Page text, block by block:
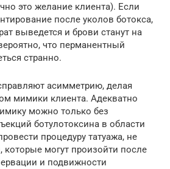
это желание клиента). Если
после уколов ботокса,
выведется и брови станут на
что перманентный
странно.
асимметрию, делая
мимики клиента. Адекватно
можно только без
ботулотоксина в области
процедуру татуажа, не
которые могут произойти после
и подвижности